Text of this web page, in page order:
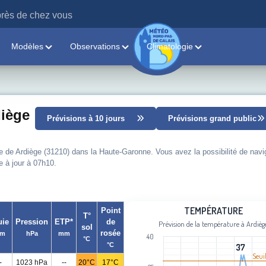
de chez vous
Modèles Observations Climatologie
Prévisions à 10 jours Prévisions grand public
Ardiège (31210) dans la Haute-Garonne. Vous avez la possibilité de
à jour à 07h10.
Pression
hPa
ETP*
mm
T°
sol
°C
Point
de
rosée
°C
1023 hPa -- 20°C 17°C
Line chart with 98 data points.
Prévision de la température à Ardiège
View as data table, Température
TEMPÉRATURE
Prévision de la température à
37
37
40